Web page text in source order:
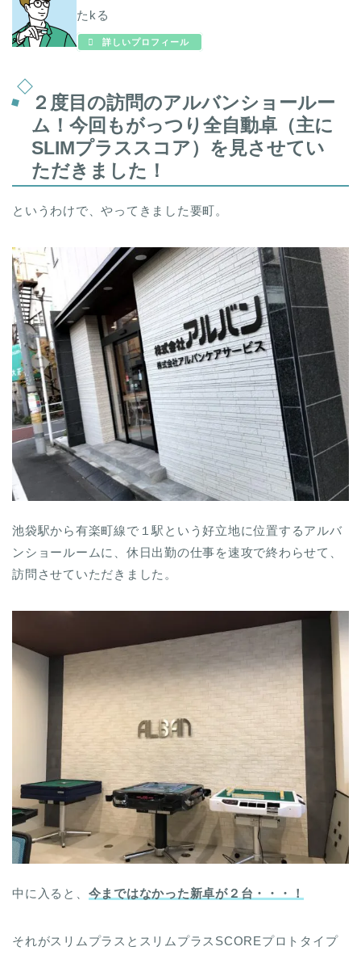
たkる
詳しいプロフィール
２度目の訪問のアルバンショールー
ム！今回もがっつり全自動卓（主に
SLIMプラススコア）を見させてい
ただきました！
というわけで、やってきました要町。
池袋駅から有楽町線で１駅という好立地に位置するアルバ
ンショールームに、休日出勤の仕事を速攻で終わらせて、
訪問させていただきました。
中に入ると、 今まではなかった新卓が２台・・・！
それがスリムプラスとスリムプラスSCOREプロトタイプ